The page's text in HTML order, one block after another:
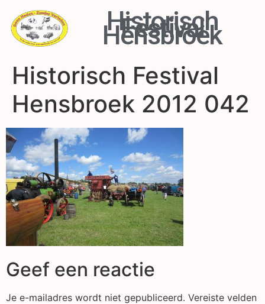
Historisch
Festival
Hensbroek
Historisch Festival
Hensbroek 2012 042
Geef een reactie
Je e-mailadres wordt niet gepubliceerd. Vereiste velden